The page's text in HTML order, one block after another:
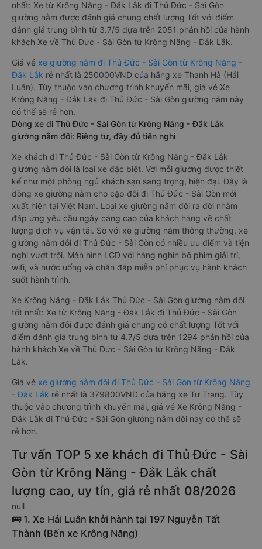
nhất: Xe từ Krông Năng - Đắk Lắk đi Thủ Đức - Sài Gòn
giường nằm được đánh giá chung chất lượng Tốt với điểm
đánh giá trung bình từ 3.7/5 dựa trên 2051 phản hồi của hành
khách Xe về Thủ Đức - Sài Gòn từ Krông Năng - Đắk Lắk.
Giá vé xe giường nằm đi Thủ Đức - Sài Gòn từ Krông Năng -
Đắk Lắk rẻ nhất là 250000VND của hãng xe Thanh Hà (Hải
Luân). Tùy thuộc vào chương trình khuyến mãi, giá vé Xe
Krông Năng - Đắk Lắk đi Thủ Đức - Sài Gòn giường nằm này
có thể sẽ rẻ hơn.
Dòng xe đi Thủ Đức - Sài Gòn từ Krông Năng - Đắk Lắk
giường nằm đôi: Riêng tư, đầy đủ tiện nghi
Xe khách đi Thủ Đức - Sài Gòn từ Krông Năng - Đắk Lắk
giường nằm đôi là loại xe đặc biệt. Với mỗi giường được thiết
kế như một phòng ngủ khách sạn sang trọng, hiện đại. Đây là
dòng xe giường nằm cho cặp đôi đi Thủ Đức - Sài Gòn mới
xuất hiện tại Việt Nam. Loại xe giường nằm đôi ra đời nhằm
đáp ứng yêu cầu ngày càng cao của khách hàng về chất
lượng dịch vụ vận tải. So với xe giường nằm thông thường, xe
giường nằm đôi đi Thủ Đức - Sài Gòn có nhiều ưu điểm và tiện
nghi vượt trội. Màn hình LCD với hàng nghìn bộ phim giải trí,
wifi, và nước uống và chăn đắp miễn phí phục vụ hành khách
suốt hành trình.
Xe Krông Năng - Đắk Lắk Thủ Đức - Sài Gòn giường nằm đôi
tốt nhất: Xe từ Krông Năng - Đắk Lắk đi Thủ Đức - Sài Gòn
giường nằm đôi được đánh giá chung có chất lượng Tốt với
điểm đánh giá trung bình từ 4.7/5 dựa trên 1294 phản hồi của
hành khách Xe về Thủ Đức - Sài Gòn từ Krông Năng - Đắk
Lắk.
Giá vé xe giường nằm đôi đi Thủ Đức - Sài Gòn từ Krông Năng
- Đắk Lắk rẻ nhất là 379800VND của hãng xe Tư Trang. Tùy
thuộc vào chương trình khuyến mãi, giá vé Xe Krông Năng -
Đắk Lắk đi Thủ Đức - Sài Gòn giường nằm đôi này có thể sẽ
rẻ hơn.
Tư vấn TOP 5 xe khách đi Thủ Đức - Sài
Gòn từ Krông Năng - Đắk Lắk chất
lượng cao, uy tín, giá rẻ nhất 08/2026
null
🚌 1. Xe Hải Luân khởi hành tại 197 Nguyễn Tất
Thành (Bến xe Krông Năng)